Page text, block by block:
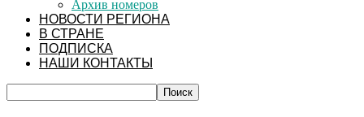
Архив номеров
НОВОСТИ РЕГИОНА
В СТРАНЕ
ПОДПИСКА
НАШИ КОНТАКТЫ